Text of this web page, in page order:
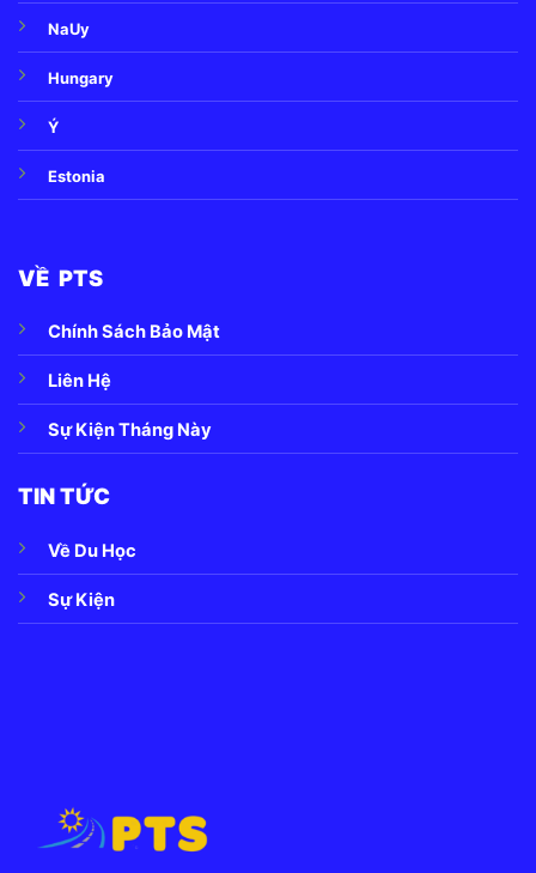
NaUy
Hungary
Ý
Estonia
VỀ PTS
Chính Sách Bảo Mật
Liên Hệ
Sự Kiện Tháng Này
TIN TỨC
Về Du Học
Sự Kiện